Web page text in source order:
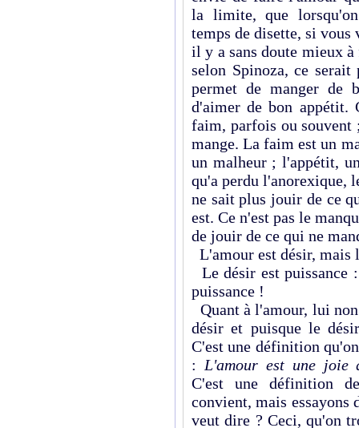
la limite, que
temps de disette, si vous
il y a sans doute mieux
selon Spinoza, ce
permet de manger de
d'aimer de bon appétit.
faim, parfois ou
mange. La faim est un
un malheur ; l'appétit,
qu'a perdu l'anorexi­que,
ne sait plus jouir de ce
est. Ce n'est pas le
de jouir de ce qui ne
L'amour est désir, mais
Le désir est puissance
puissance !
Quant à l'amour, lui
désir et puisque le
C'est une définition
: L'amour est une joie
C'est une définition
convient, mais essayons
veut dire ? Ceci, qu'on